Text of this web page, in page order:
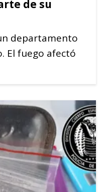
de su
departamento
El fuego afectó